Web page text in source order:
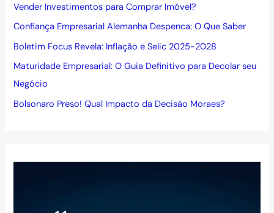
Vender Investimentos para Comprar Imóvel?
Confiança Empresarial Alemanha Despenca: O Que Saber
Boletim Focus Revela: Inflação e Selic 2025-2028
Maturidade Empresarial: O Guia Definitivo para Decolar seu
Negócio
Bolsonaro Preso! Qual Impacto da Decisão Moraes?